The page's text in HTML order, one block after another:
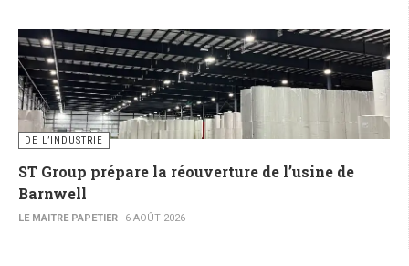
DE L’INDUSTRIE
ST Group prépare la réouverture de l’usine de
Barnwell
LE MAITRE PAPETIER 6 AOÛT 2026